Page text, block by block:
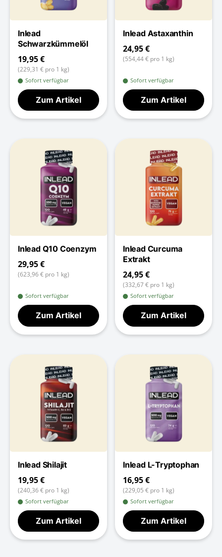
Inlead
Schwarzkümmelöl
19,95 €
(229,31 € pro 1 kg)
Sofort verfügbar
Zum Artikel
Inlead Astaxanthin
24,95 €
(554,44 € pro 1 kg)
Sofort verfügbar
Zum Artikel
Inlead Q10 Coenzym
29,95 €
(623,96 € pro 1 kg)
Sofort verfügbar
Zum Artikel
Inlead Curcuma
Extrakt
24,95 €
(332,67 € pro 1 kg)
Sofort verfügbar
Zum Artikel
Inlead Shilajit
19,95 €
(240,36 € pro 1 kg)
Sofort verfügbar
Zum Artikel
Inlead L-Tryptophan
16,95 €
(229,05 € pro 1 kg)
Sofort verfügbar
Zum Artikel